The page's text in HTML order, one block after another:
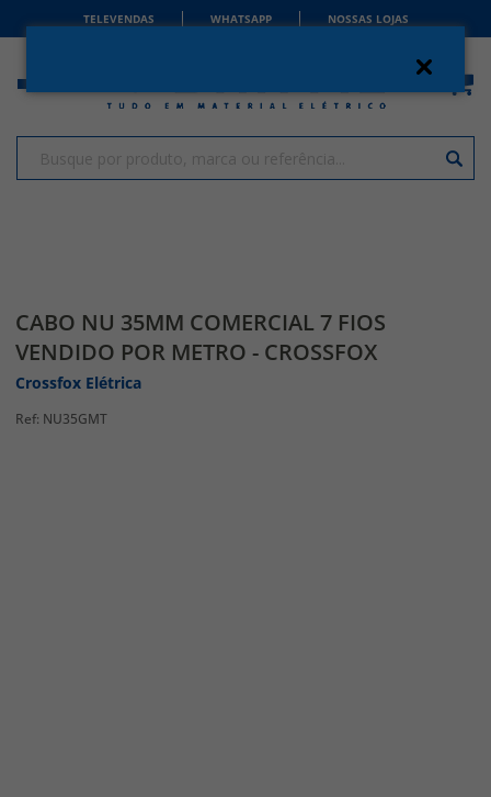
TELEVENDAS WHATSAPP NOSSAS LOJAS
CABO NU 35MM COMERCIAL 7 FIOS
VENDIDO POR METRO - CROSSFOX
Crossfox Elétrica
NU35GMT